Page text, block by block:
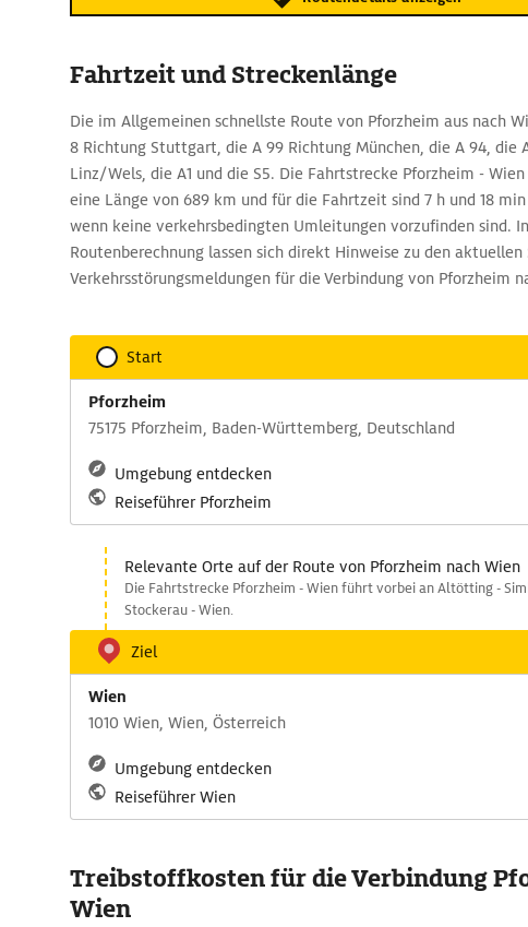
Fahrtzeit und Streckenlänge
Die im Allgemeinen schnellste Route von Pforzheim aus nach
8 Richtung Stuttgart, die A 99 Richtung München, die A 94, die
Linz/Wels, die A1 und die S5. Die Fahrtstrecke Pforzheim -
eine Länge von 689 km und für die Fahrtzeit sind 7 h und 18
wenn keine verkehrsbedingten Umleitungen vorzufinden sind.
Routenberechnung lassen sich direkt Hinweise zu den aktuellen
Verkehrsstörungsmeldungen für die Verbindung von Pforzheim
Start
Pforzheim
75175 Pforzheim, Baden-Württemberg, Deutschland
Umgebung entdecken
Reiseführer Pforzheim
Relevante Orte auf der Route von Pforzheim nach Wien
Die Fahrtstrecke Pforzheim - Wien führt vorbei an Altötting -
Stockerau - Wien.
Ziel
Wien
1010 Wien, Wien, Österreich
Umgebung entdecken
Reiseführer Wien
Treibstoffkosten für die Verbindung
Wien